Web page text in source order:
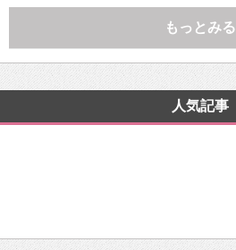
もっとみる
人気記事